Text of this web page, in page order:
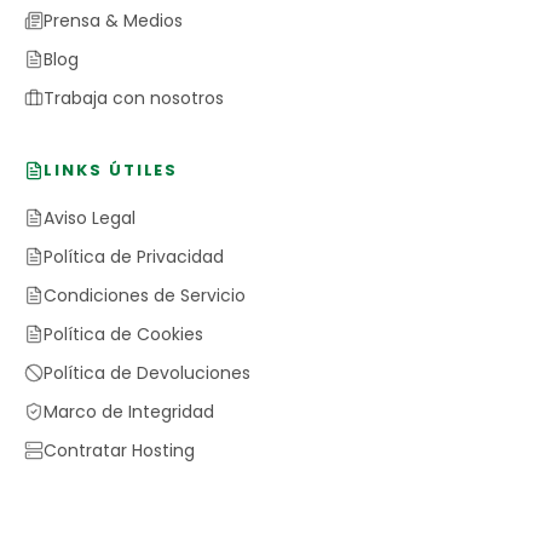
Prensa & Medios
Blog
Trabaja con nosotros
LINKS ÚTILES
Aviso Legal
Política de Privacidad
Condiciones de Servicio
Política de Cookies
Política de Devoluciones
Marco de Integridad
Contratar Hosting